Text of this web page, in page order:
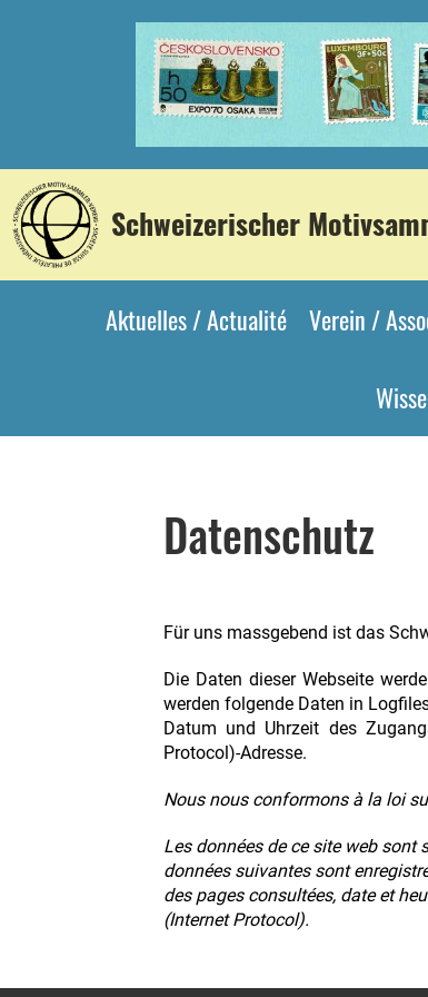
Schweizerischer
Aktuelles / Actualité Verein /
Datenschutz
Für uns massgebend ist das
Die Daten dieser Webseite
werden folgende Daten in
Datum und Uhrzeit des
Protocol)-Adresse.
Nous nous conformons à la loi
Les données de ce site web sont
données suivantes sont
des pages consultées, date et
(Internet Protocol).